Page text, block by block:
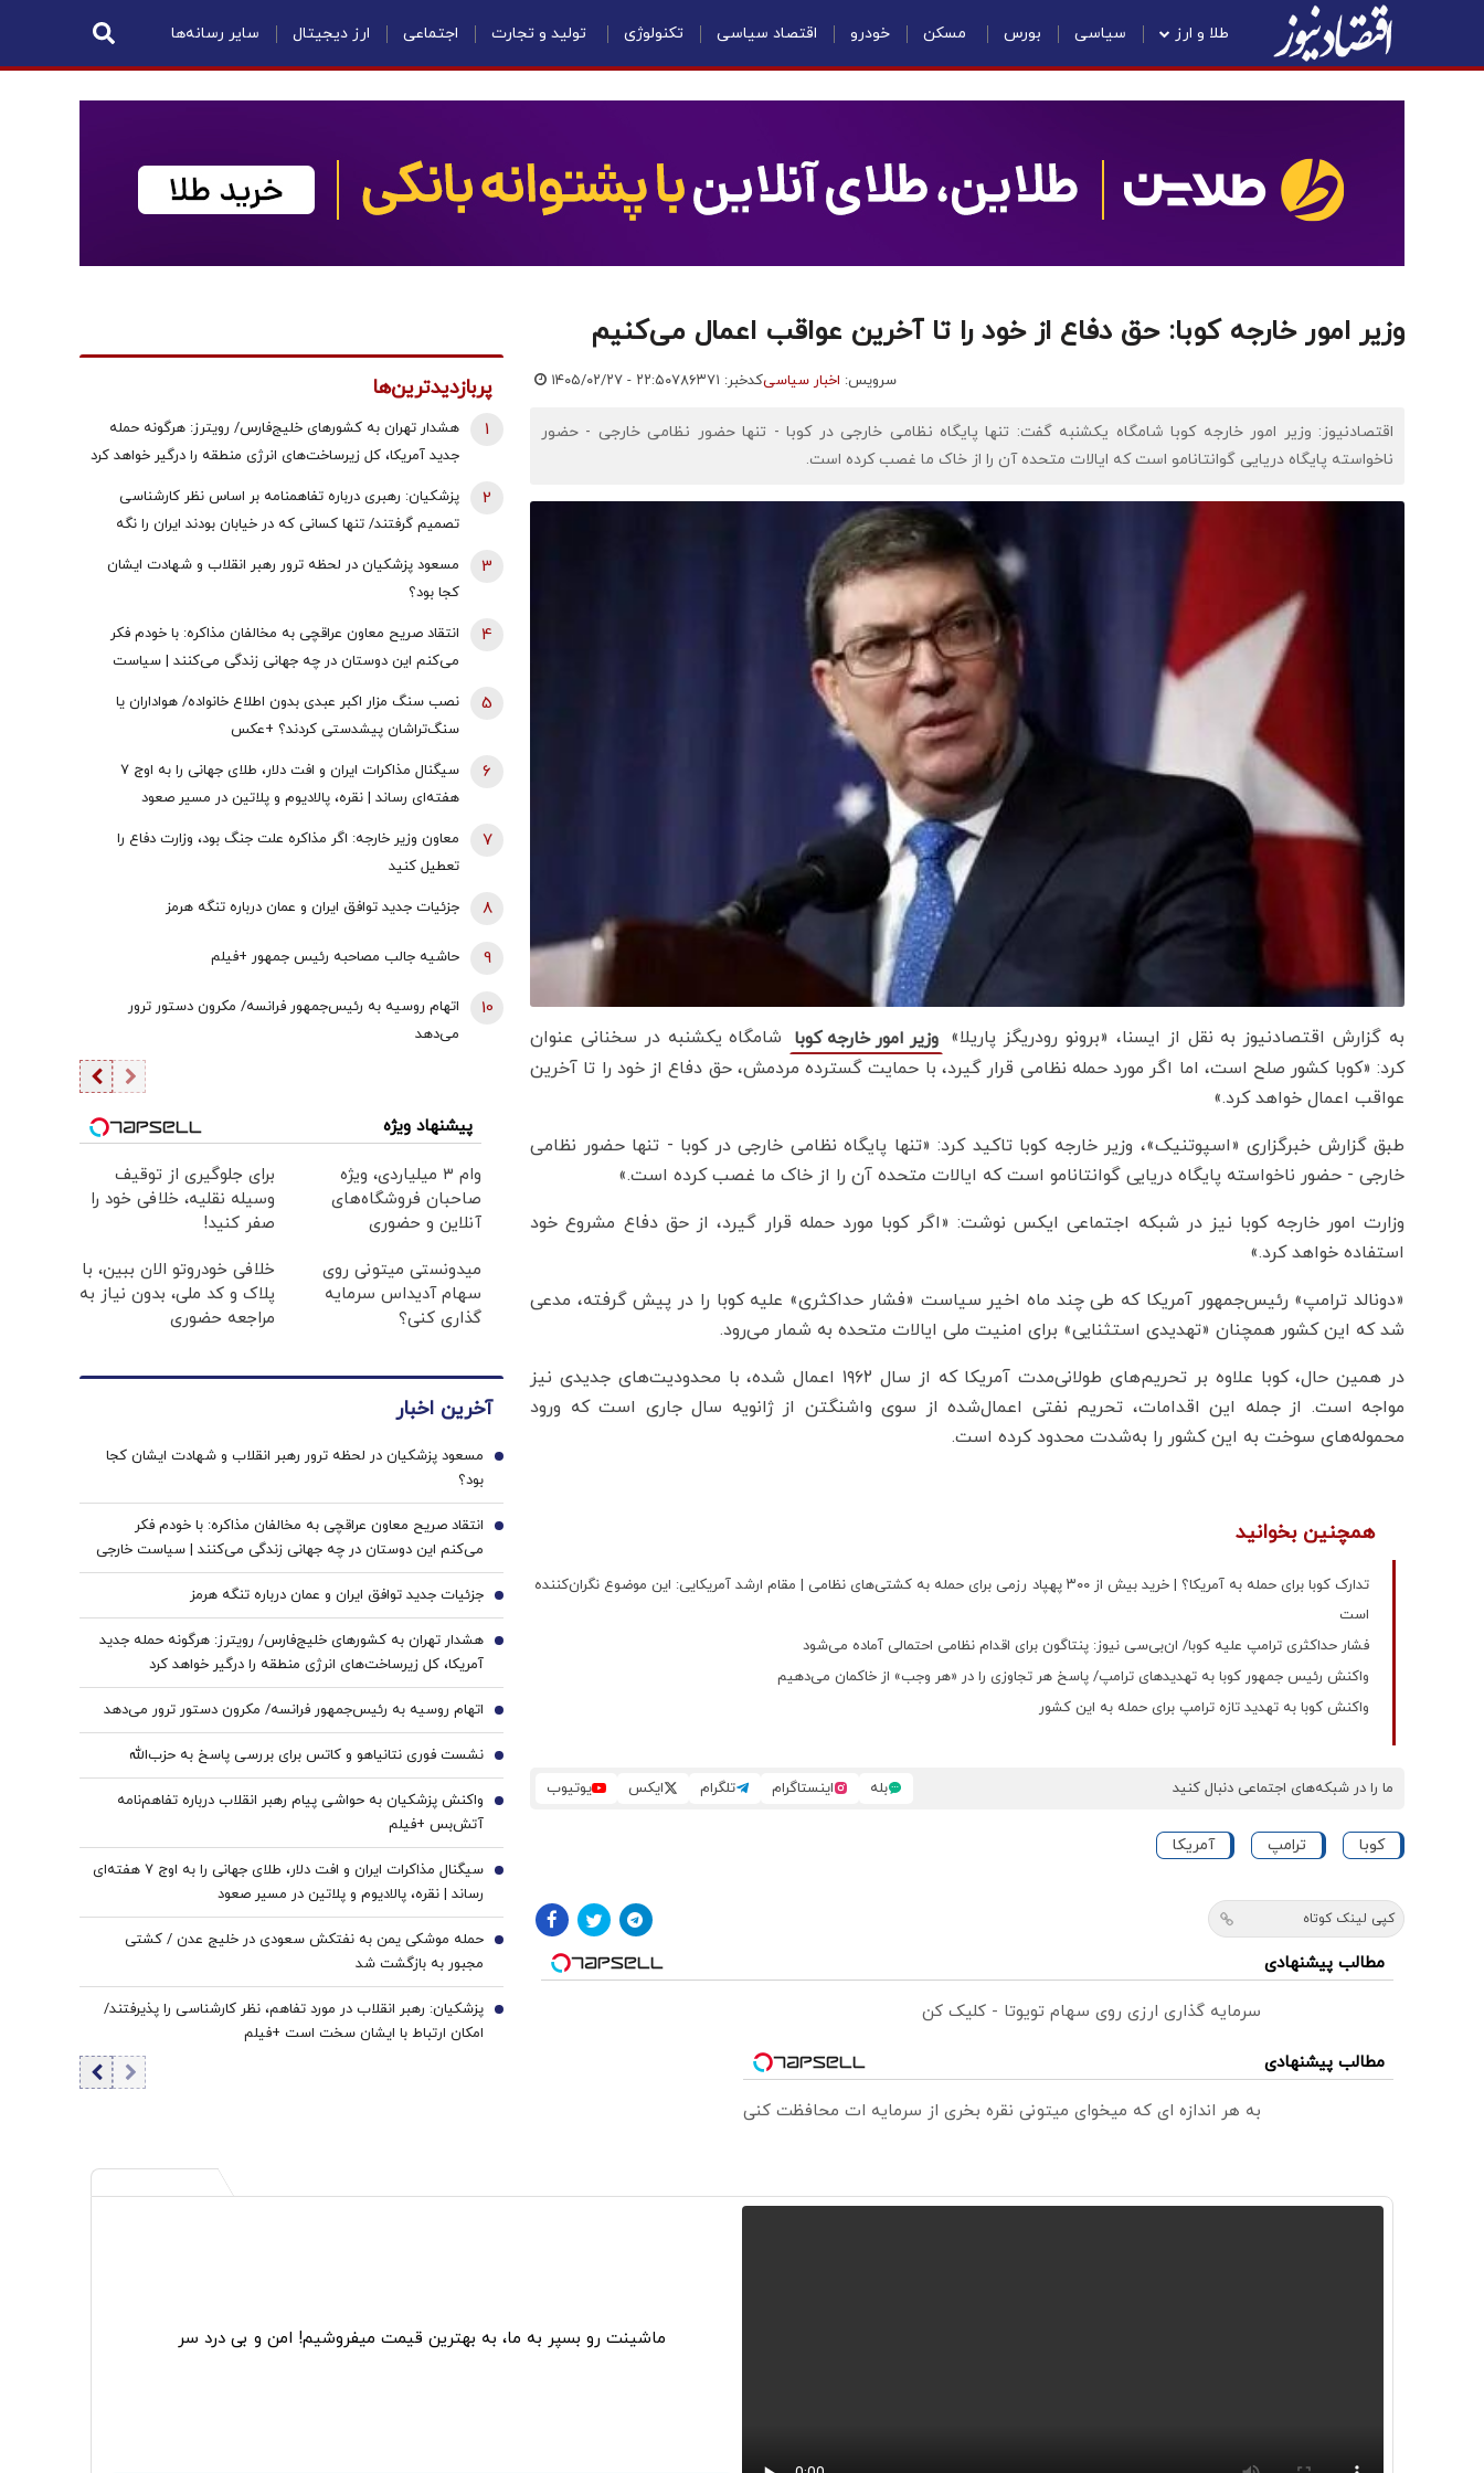
طلا و ارز سیاسی بورس مسکن خودرو اقتصاد سیاسی تکنولوژی تولید و تجارت اجتماعی ارز دیجیتال سایر رسانه‌ها
وزیر امور خارجه کوبا: حق دفاع از خود را تا آخرین عواقب اعمال می‌کنیم
سرویس: اخبار سیاسیکدخبر: ۷۸۶۳۷۱ ۱۴۰۵/۰۲/۲۷ - ۲۲:۵۰
اقتصادنیوز: وزیر امور خارجه کوبا شامگاه یکشنبه گفت: تنها پایگاه نظامی خارجی در کوبا - تنها حضور نظامی خارجی - حضور
ناخواسته پایگاه دریایی گوانتانامو است که ایالات متحده آن را از خاک ما غصب کرده است.
به گزارش اقتصادنیوز به نقل از ایسنا، «برونو رودریگز پاریلا» وزیر امور خارجه کوبا شامگاه یکشنبه در سخنانی عنوان
کرد: «کوبا کشور صلح است، اما اگر مورد حمله نظامی قرار گیرد، با حمایت گسترده مردمش، حق دفاع از خود را تا آخرین
عواقب اعمال خواهد کرد.»
طبق گزارش خبرگزاری «اسپوتنیک»، وزیر خارجه کوبا تاکید کرد: «تنها پایگاه نظامی خارجی در کوبا - تنها حضور نظامی
خارجی - حضور ناخواسته پایگاه دریایی گوانتانامو است که ایالات متحده آن را از خاک ما غصب کرده است.»
وزارت امور خارجه کوبا نیز در شبکه اجتماعی ایکس نوشت: «اگر کوبا مورد حمله قرار گیرد، از حق دفاع مشروع خود
استفاده خواهد کرد.»
«دونالد ترامپ» رئیس‌جمهور آمریکا که طی چند ماه اخیر سیاست «فشار حداکثری» علیه کوبا را در پیش گرفته، مدعی
شد که این کشور همچنان «تهدیدی استثنایی» برای امنیت ملی ایالات متحده به شمار می‌رود.
در همین حال، کوبا علاوه بر تحریم‌های طولانی‌مدت آمریکا که از سال ۱۹۶۲ اعمال شده، با محدودیت‌های جدیدی نیز
مواجه است. از جمله این اقدامات، تحریم نفتی اعمال‌شده از سوی واشنگتن از ژانویه سال جاری است که ورود
محموله‌های سوخت به این کشور را به‌شدت محدود کرده است.
همچنین بخوانید
تدارک کوبا برای حمله به آمریکا؟ | خرید بیش از ۳۰۰ پهپاد رزمی برای حمله به کشتی‌های نظامی | مقام ارشد آمریکایی: این موضوع نگران‌کننده
است
فشار حداکثری ترامپ علیه کوبا/ ان‌بی‌سی نیوز: پنتاگون برای اقدام نظامی احتمالی آماده می‌شود
واکنش رئیس جمهور کوبا به تهدیدهای ترامپ/ پاسخ هر تجاوزی را در «هر وجب» از خاکمان می‌دهیم
واکنش کوبا به تهدید تازه ترامپ برای حمله به این کشور
ما را در شبکه‌های اجتماعی دنبال کنید بله اینستاگرام تلگرام ایکس یوتیوب
کوبا ترامپ آمریکا
کپی لینک کوتاه
مطالب پیشنهادی
سرمایه گذاری ارزی روی سهام تویوتا - کلیک کن
مطالب پیشنهادی
به هر اندازه ای که میخوای میتونی نقره بخری از سرمایه ات محافظت کنی
پربازدیدترین‌ها
هشدار تهران به کشورهای خلیج‌فارس/ رویترز: هرگونه حمله
جدید آمریکا، کل زیرساخت‌های انرژی منطقه را درگیر خواهد کرد
1
پزشکیان: رهبری درباره تفاهمنامه بر اساس نظر کارشناسی
تصمیم گرفتند/ تنها کسانی که در خیابان بودند ایران را نگه
2
مسعود پزشکیان در لحظه ترور رهبر انقلاب و شهادت ایشان
کجا بود؟
3
انتقاد صریح معاون عراقچی به مخالفان مذاکره: با خودم فکر
می‌کنم این دوستان در چه جهانی زندگی می‌کنند | سیاست
خارجی عرصه تصمیم‌های دشوار و سنجش دقیق هزینه و فایده
است
4
نصب سنگ مزار اکبر عبدی بدون اطلاع خانواده/ هواداران یا
سنگ‌تراشان پیشدستی کردند؟ +عکس
5
سیگنال مذاکرات ایران و افت دلار، طلای جهانی را به اوج ۷
هفته‌ای رساند | نقره، پالادیوم و پلاتین در مسیر صعود
6
معاون وزیر خارجه: اگر مذاکره علت جنگ بود، وزارت دفاع را
تعطیل کنید
7
جزئیات جدید توافق ایران و عمان درباره تنگه هرمز 8
حاشیه جالب مصاحبه رئیس جمهور +فیلم 9
اتهام روسیه به رئیس‌جمهور فرانسه/ مکرون دستور ترور
می‌دهد
10
پیشنهاد ویژه
وام ۳ میلیاردی، ویژه
صاحبان فروشگاه‌های
آنلاین و حضوری
برای جلوگیری از توقیف
وسیله نقلیه، خلافی خود را
صفر کنید!
میدونستی میتونی روی
سهام آدیداس سرمایه
گذاری کنی؟
خلافی خودروتو الان ببین، با
پلاک و کد ملی، بدون نیاز به
مراجعه حضوری
آخرین اخبار
مسعود پزشکیان در لحظه ترور رهبر انقلاب و شهادت ایشان کجا
بود؟
1
انتقاد صریح معاون عراقچی به مخالفان مذاکره: با خودم فکر
می‌کنم این دوستان در چه جهانی زندگی می‌کنند | سیاست خارجی
عرصه تصمیم‌های دشوار و سنجش دقیق هزینه و فایده است
2
جزئیات جدید توافق ایران و عمان درباره تنگه هرمز 3
هشدار تهران به کشورهای خلیج‌فارس/ رویترز: هرگونه حمله جدید
آمریکا، کل زیرساخت‌های انرژی منطقه را درگیر خواهد کرد
4
اتهام روسیه به رئیس‌جمهور فرانسه/ مکرون دستور ترور می‌دهد 5
نشست فوری نتانیاهو و کاتس برای بررسی پاسخ به حزب‌الله 6
واکنش پزشکیان به حواشی پیام رهبر انقلاب درباره تفاهم‌نامه
آتش‌بس +فیلم
7
سیگنال مذاکرات ایران و افت دلار، طلای جهانی را به اوج ۷ هفته‌ای
رساند | نقره، پالادیوم و پلاتین در مسیر صعود
8
حمله موشکی یمن به نفتکش سعودی در خلیج عدن / کشتی
مجبور به بازگشت شد
9
پزشکیان: رهبر انقلاب در مورد تفاهم، نظر کارشناسی را پذیرفتند/
امکان ارتباط با ایشان سخت است +فیلم
10
ماشینت رو بسپر به ما، به بهترین قیمت میفروشیم! امن و بی درد سر